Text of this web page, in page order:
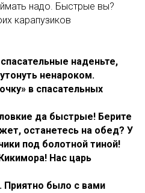
надо. Быстрые вы?
карапузиков
наденьте,
ненароком.
в спасательных
да быстрые! Берите
останетесь на обед? У
под болотной тиной!
Нас царь
Приятно было с вами